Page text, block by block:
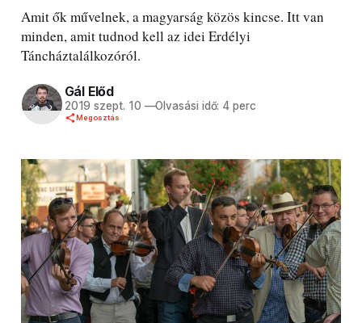
Amit ők művelnek, a magyarság közös kincse. Itt van
minden, amit tudnod kell az idei Erdélyi
Táncháztalálkozóról.
Gál Előd
2019 szept. 10 —Olvasási idő: 4 perc
Megosztás